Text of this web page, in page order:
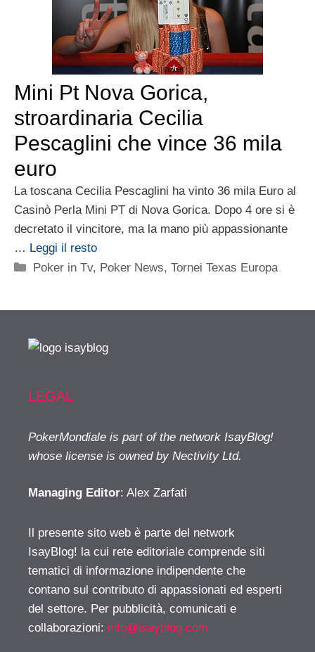
Mini Pt Nova Gorica,
stroardinaria Cecilia
Pescaglini che vince 36 mila
euro
La toscana Cecilia Pescaglini ha vinto 36 mila Euro al
Casinò Perla Mini PT di Nova Gorica. Dopo 4 ore si è
decretato il vincitore, ma la mano più appassionante
… Leggi il resto
Categorie
Poker in Tv, Poker News,Tornei Texas Europa
LEGAL
PokerMondiale is part of the network IsayBlog!
whose license is owned by Nectivity Ltd.
Managing Editor: Alex Zarfati
Il presente sito web è parte del network
IsayBlog! la cui rete editoriale comprende siti
tematici di informazione indipendente che
contano sul contributo di appassionati ed esperti
del settore. Per pubblicità, comunicati e
collaborazioni: info@isayblog.com